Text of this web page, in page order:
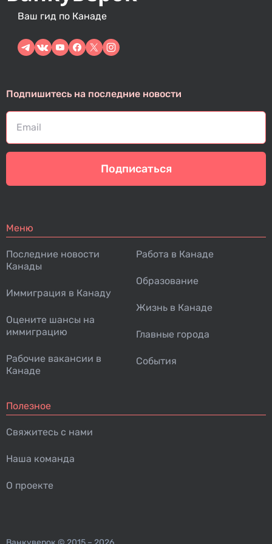
Ваш гид по Канаде
Подпишитесь на последние новости
Подписаться
Меню
Последние новости
Канады
Иммиграция в Канаду
Оцените шансы на
иммиграцию
Рабочие вакансии в
Канаде
Работа в Канаде
Образование
Жизнь в Канаде
Главные города
События
Полезное
Свяжитесь с нами
Наша команда
О проекте